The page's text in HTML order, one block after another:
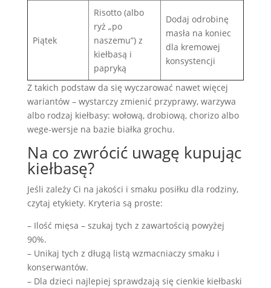
Piątek
Risotto (albo
ryż „po
naszemu”) z
kiełbasą i
papryką
Dodaj odrobinę
masła na koniec
dla kremowej
konsystencji
Z takich podstaw da się wyczarować nawet więcej
wariantów – wystarczy zmienić przyprawy, warzywa
albo rodzaj kiełbasy: wołową, drobiową, chorizo albo
wege-wersje na bazie białka grochu.
Na co zwrócić uwagę kupując
kiełbasę?
Jeśli zależy Ci na jakości i smaku posiłku dla rodziny,
czytaj etykiety. Kryteria są proste:
– Ilość mięsa – szukaj tych z zawartością powyżej
90%.
– Unikaj tych z długą listą wzmacniaczy smaku i
konserwantów.
– Dla dzieci najlepiej sprawdzają się cienkie kiełbaski